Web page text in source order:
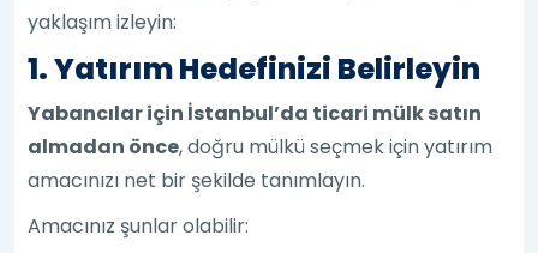
yaklaşım izleyin:
1. Yatırım Hedefinizi Belirleyin
Yabancılar için İstanbul’da ticari mülk satın
almadan önce, doğru mülkü seçmek için yatırım
amacınızı net bir şekilde tanımlayın.
Amacınız şunlar olabilir: